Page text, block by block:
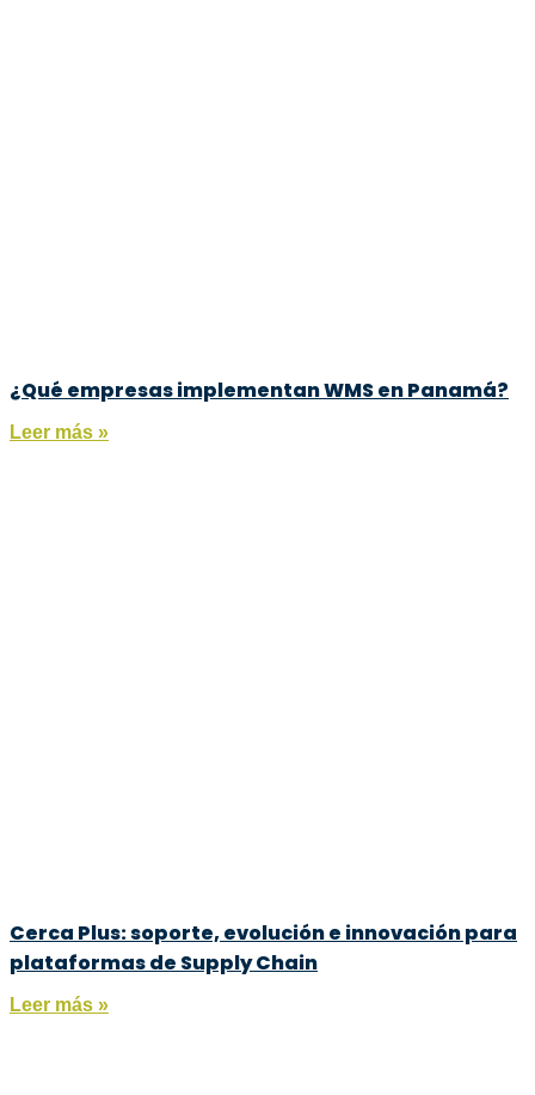
¿Qué empresas implementan WMS en Panamá?
Leer más »
Cerca Plus: soporte, evolución e innovación para
plataformas de Supply Chain
Leer más »